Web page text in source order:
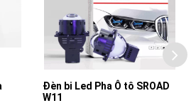
Đèn bi Led Pha Ô tô SROAD
W11